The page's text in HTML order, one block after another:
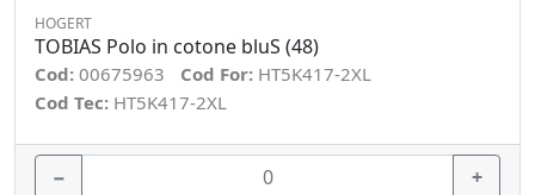
HOGERT
TOBIAS Polo in cotone bluS (48)
Cod: 00675963 Cod For: HT5K417-2XL
Cod Tec: HT5K417-2XL
− +